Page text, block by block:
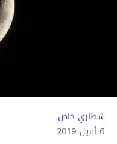
شطاري خاص
6 أبريل 2019